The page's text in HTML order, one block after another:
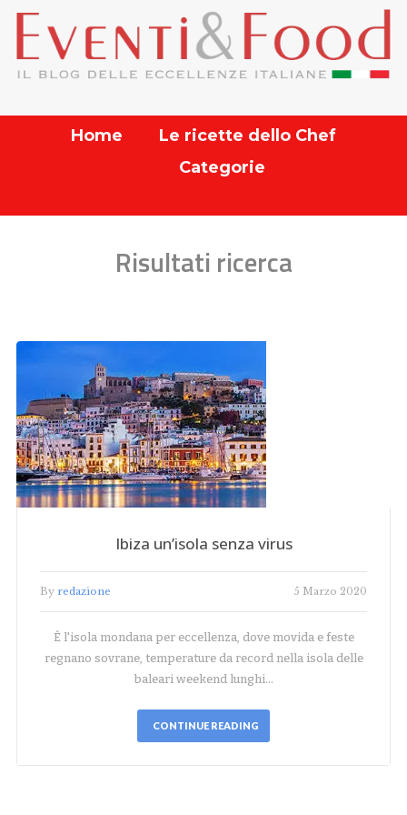
Home
Le ricette dello Chef
Categorie
Risultati ricerca
Ibiza un’isola senza virus
By redazione 5 Marzo 2020
È l'isola mondana per eccellenza, dove movida e feste
regnano sovrane, temperature da record nella isola delle
baleari weekend lunghi…
CONTINUE READING